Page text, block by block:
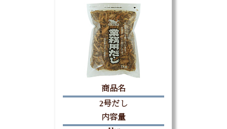
商品名
2号だし
内容量